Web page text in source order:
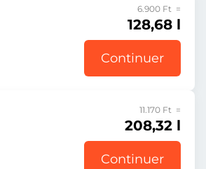
6.900 Ft =
128,68 l
Continuer
11.170 Ft =
208,32 l
Continuer